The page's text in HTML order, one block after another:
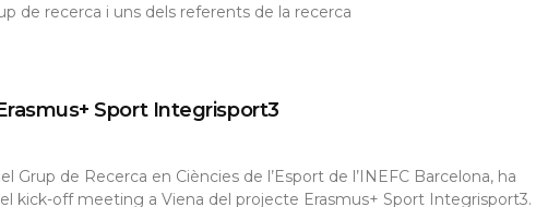
de recerca i uns dels referents de la recerca
Sport Integrisport3
Grup de Recerca en Ciències de l’Esport de l’INEFC Barcelona, ha
kick-off meeting a Viena del projecte Erasmus+ Sport Integrisport3.